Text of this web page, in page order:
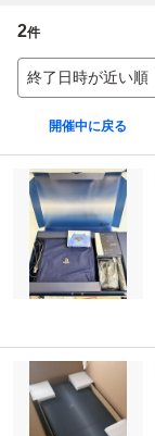
2件
終了日時が近い順
開催中に戻る